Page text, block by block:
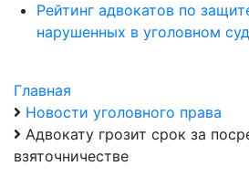
Рейтинг адвокатов по
нарушенных в уголовном
Главная
Новости уголовного права
Адвокату грозит срок за
взяточничестве